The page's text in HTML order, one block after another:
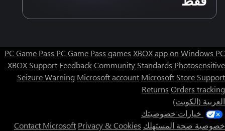
PC Game Pass PC Game Pass gamesXBOX app on
XBOX SupportFeedback Community Standards
Seizure WarningMicrosoft accountMicrosoft Store
ReturnsOrders
(الكويت)
خيارات خصوصيتك
صحة المستهلك
Contact MicrosoftPrivacy & Cookies